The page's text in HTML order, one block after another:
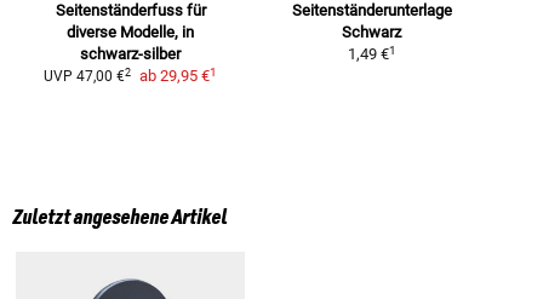
Seitenständerfuss für
diverse Modelle, in
schwarz-silber
UVP 47,00 €2 ab 29,95 €1
Seitenständerunterlage
Schwarz
1,49 €1
Zuletzt angesehene Artikel